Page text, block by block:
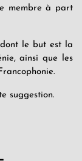
membre à part
le but est la
ainsi que les
suggestion.